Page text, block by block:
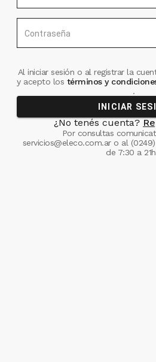
Contraseña
Al iniciar sesión o al registrar la
y acepto los términos y
.
INICIAR
¿No tenés cuenta?
Por consultas
servicios@eleco.com.aro al
de 7:30 a